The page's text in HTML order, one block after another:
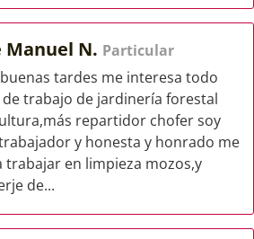
Manuel N. Particular
tardes me interesa todo
trabajo de jardinería forestal
repartidor chofer soy
y honesta y honrado me
trabajar en limpieza mozos,y
de...